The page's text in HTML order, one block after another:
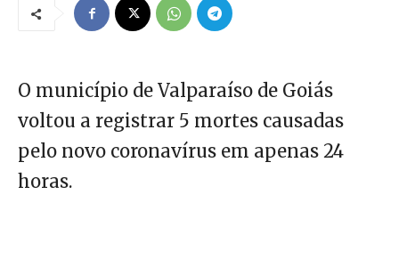
O município de Valparaíso de Goiás
voltou a registrar 5 mortes causadas
pelo novo coronavírus em apenas 24
horas.